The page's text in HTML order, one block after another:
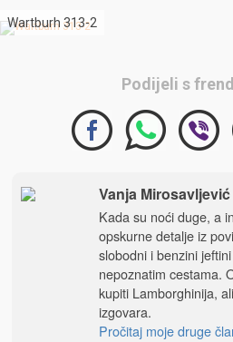
Wartburh 313-2
Podijeli s
Vanja Mirosavljević
Kada su noći duge, a
opskurne detalje iz
slobodni i benzini
nepoznatim cestama.
kupiti Lamborghinija,
izgovara.
Pročitaj moje druge